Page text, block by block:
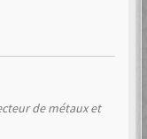
de métaux et